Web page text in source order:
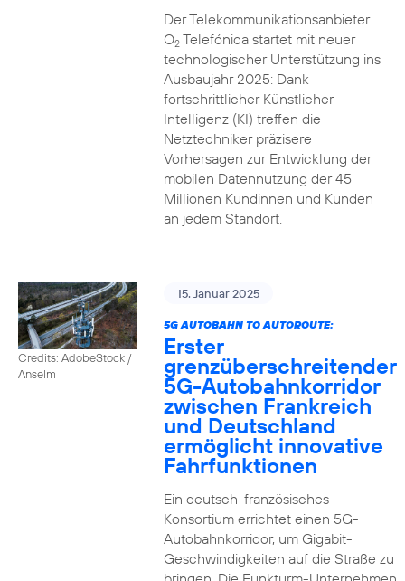
Der Telekommunikationsanbieter
O2Telefónica startet mit neuer
technologischer Unterstützung ins
Ausbaujahr 2025: Dank
fortschrittlicher Künstlicher
Intelligenz (KI) treffen die
Netztechniker präzisere
Vorhersagen zur Entwicklung der
mobilen Datennutzung der 45
Millionen Kundinnen und Kunden
an jedem Standort.
Credits: AdobeStock /
Anselm
15. Januar 2025
5G AUTOBAHN TO AUTOROUTE:
Erster
grenzüberschreitender
5G-Autobahnkorridor
zwischen Frankreich
und Deutschland
ermöglicht innovative
Fahrfunktionen
Ein deutsch-französisches
Konsortium errichtet einen 5G-
Autobahnkorridor, um Gigabit-
Geschwindigkeiten auf die Straße zu